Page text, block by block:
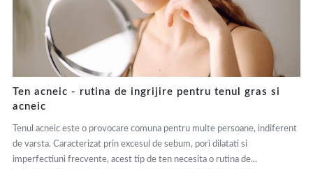
Ten acneic - rutina de ingrijire pentru tenul gras si
acneic
Tenul acneic este o provocare comuna pentru multe persoane, indiferent
de varsta. Caracterizat prin excesul de sebum, pori dilatati si
imperfectiuni frecvente, acest tip de ten necesita o rutina de...